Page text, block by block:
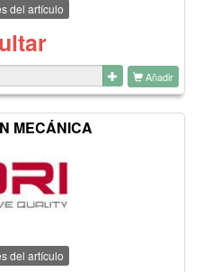
del artículo
Añadir
MECÁNICA
del artículo